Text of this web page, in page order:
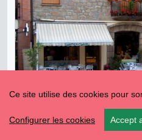
Ce site utilise des cookies pour
Configurer les cookies Accept
Bâtiment Cal Miramunt
Style Baroque